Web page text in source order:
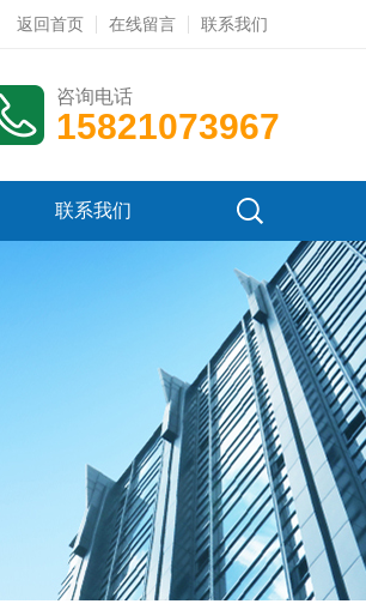
返回首页 在线留言 联系我们
咨询电话
15821073967
联系我们